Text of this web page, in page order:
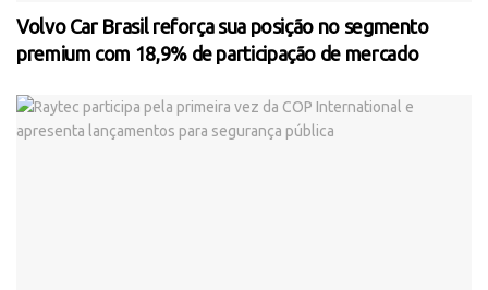
Volvo Car Brasil reforça sua posição no segmento
premium com 18,9% de participação de mercado